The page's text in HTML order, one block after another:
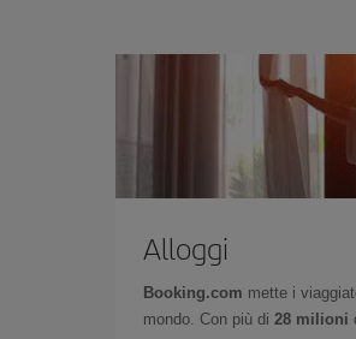
Alloggi
Booking.com mette i
mondo. Con più di 28 milioni